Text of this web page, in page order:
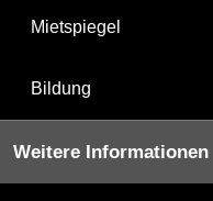
Mietspiegel
Bildung
Weitere Informationen